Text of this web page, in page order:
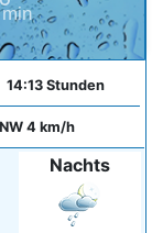
min
14:13 Stunden
NW 4 km/h
Nachts